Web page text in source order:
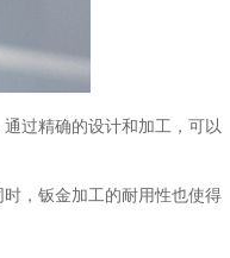
过精确的设计和加工，可以
，钣金加工的耐用性也使得